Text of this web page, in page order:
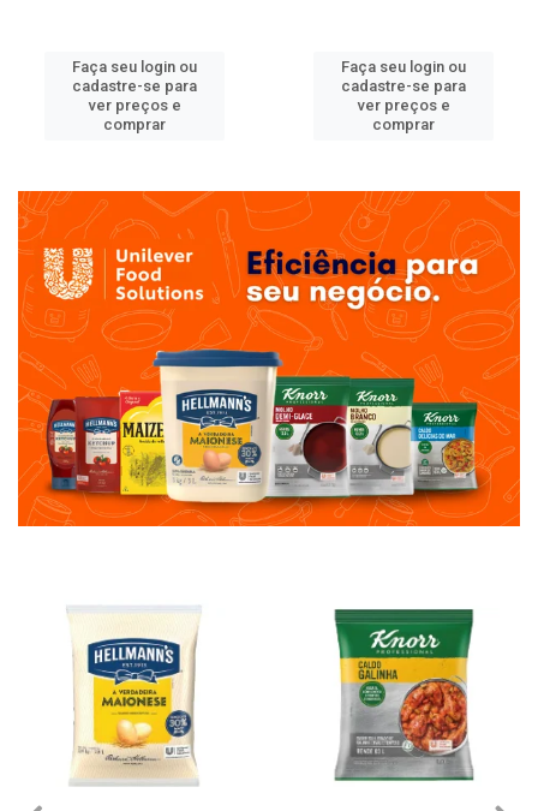
Faça seu login ou
cadastre-se para
ver preços e
comprar
Faça seu login ou
cadastre-se para
ver preços e
comprar